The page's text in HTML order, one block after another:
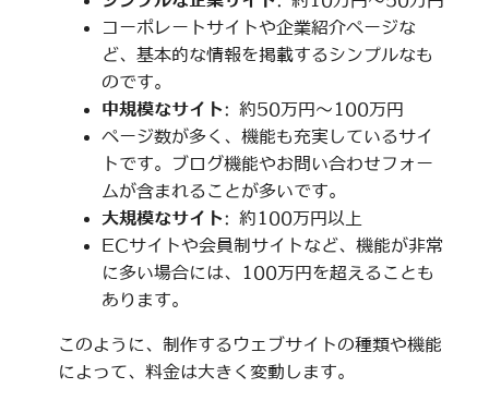
コーポレートサイトや企業紹介ページな
ど、基本的な情報を掲載するシンプルなも
のです。
中規模なサイト: 約50万円～100万円
ページ数が多く、機能も充実しているサイ
トです。ブログ機能やお問い合わせフォー
ムが含まれることが多いです。
大規模なサイト: 約100万円以上
ECサイトや会員制サイトなど、機能が非常
に多い場合には、100万円を超えることも
あります。
このように、制作するウェブサイトの種類や機能
によって、料金は大きく変動します。